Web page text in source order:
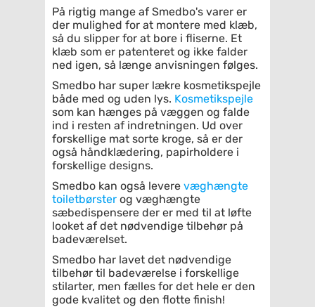
På rigtig mange af Smedbo's varer er
der mulighed for at montere med klæb,
så du slipper for at bore i fliserne. Et
klæb som er patenteret og ikke falder
ned igen, så længe anvisningen følges.
Smedbo har super lækre kosmetikspejle
både med og uden lys. Kosmetikspejle
som kan hænges på væggen og falde
ind i resten af indretningen. Ud over
forskellige mat sorte kroge, så er der
også håndklædering, papirholdere i
forskellige designs.
Smedbo kan også levere væghængte
toiletbørster og væghængte
sæbedispensere der er med til at løfte
looket af det nødvendige tilbehør på
badeværelset.
Smedbo har lavet det nødvendige
tilbehør til badeværelse i forskellige
stilarter, men fælles for det hele er den
gode kvalitet og den flotte finish!